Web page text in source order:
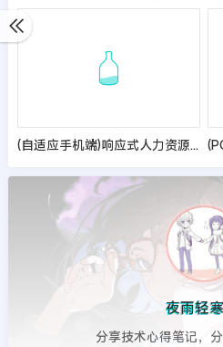
(自适应手机端)响应式人力资源服务类网站pbootcms模板 企业管理网站源码
夜雨轻寒
分享技术心得笔记，